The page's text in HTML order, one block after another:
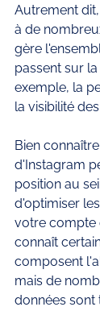
Autrement
à de
gère
passent sur
exemple, la
la visibilité
Bien
d'Instagram
position au
d'optimiser
votre compte
connaît
composent
mais de
données sont